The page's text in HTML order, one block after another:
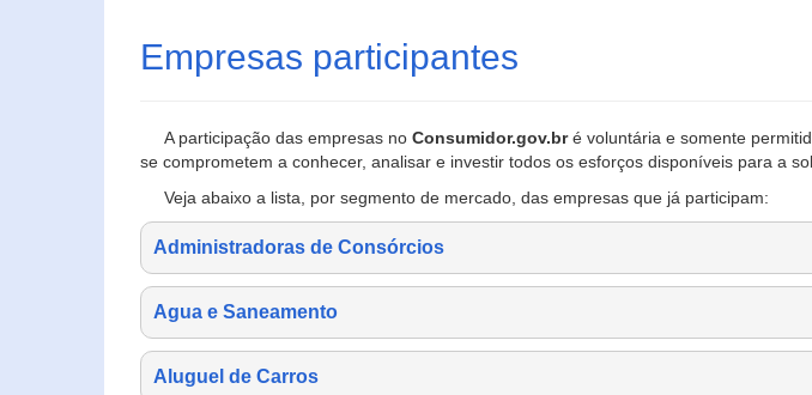
Empresas participantes
A participação das empresas no Consumidor.gov.bré voluntária e somente
se comprometem a conhecer, analisar e investir todos os esforços disponíveis para a
Veja abaixo a lista, por segmento de mercado, das empresas que já participam:
Administradoras de Consórcios
Agua e Saneamento
Aluguel de Carros